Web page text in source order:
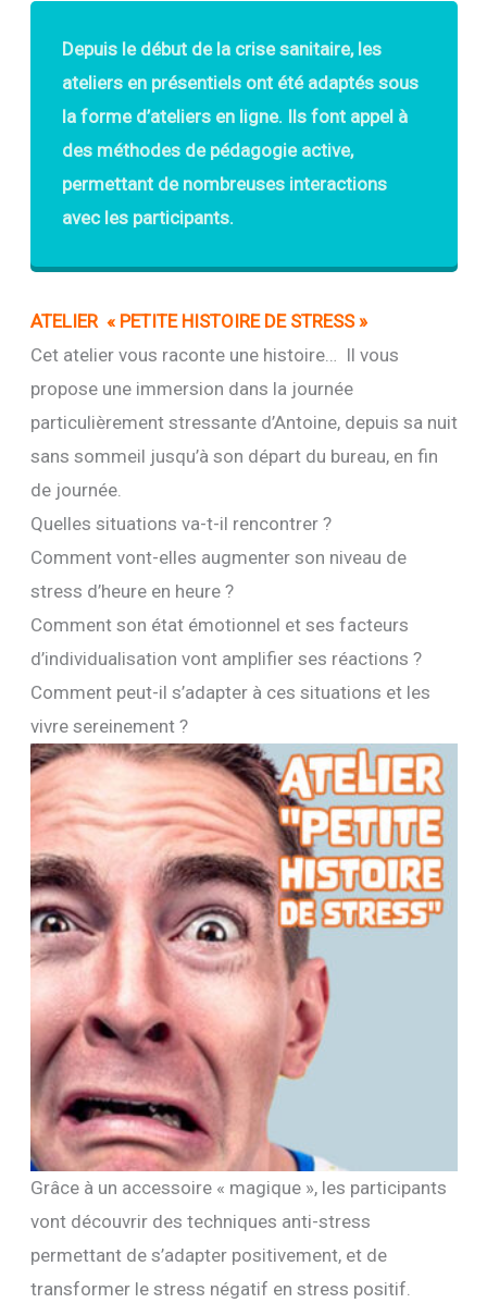
Depuis le début de la crise sanitaire, les
ateliers en présentiels ont été adaptés sous
la forme d’ateliers en ligne. Ils font appel à
des méthodes de pédagogie active,
permettant de nombreuses interactions
avec les participants.
ATELIER « PETITE HISTOIRE DE STRESS »
Cet atelier vous raconte une histoire… Il vous
propose une immersion dans la journée
particulièrement stressante d’Antoine, depuis sa nuit
sans sommeil jusqu’à son départ du bureau, en fin
de journée.
Quelles situations va-t-il rencontrer ?
Comment vont-elles augmenter son niveau de
stress d’heure en heure ?
Comment son état émotionnel et ses facteurs
d’individualisation vont amplifier ses réactions ?
Comment peut-il s’adapter à ces situations et les
vivre sereinement ?
Grâce à un accessoire « magique », les participants
vont découvrir des techniques anti-stress
permettant de s’adapter positivement, et de
transformer le stress négatif en stress positif.